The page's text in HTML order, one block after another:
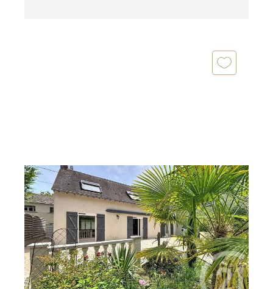
ARGENTAN 61
80 m2, 4 pièces
Ref : 13024
Maison à vendre
162 600 €
Votre agence CENTURY 21 ML Immobilier vous